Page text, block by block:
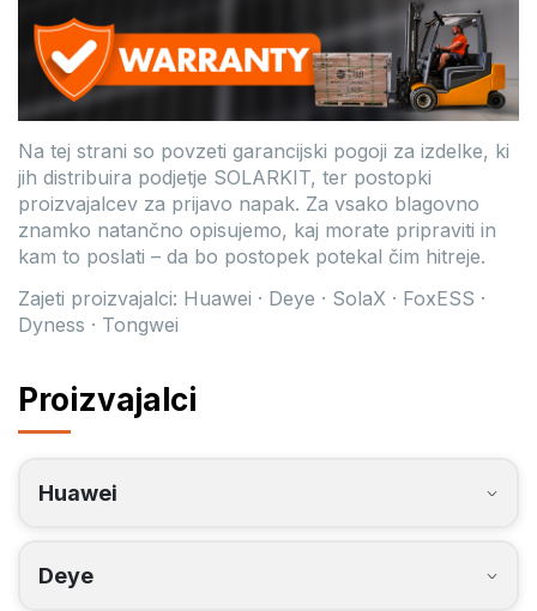
Na tej strani so povzeti garancijski pogoji za izdelke, ki
jih distribuira podjetje SOLARKIT, ter postopki
proizvajalcev za prijavo napak. Za vsako blagovno
znamko natančno opisujemo, kaj morate pripraviti in
kam to poslati – da bo postopek potekal čim hitreje.
Zajeti proizvajalci: Huawei · Deye · SolaX · FoxESS ·
Dyness · Tongwei
Proizvajalci
Huawei
Huawei — Prijava težave
Deye